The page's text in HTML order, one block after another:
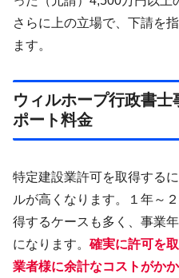
さらに上の立場で、下請を
ます。
ウィルホープ行政書
ポート料金
特定建設業許可を取得する
ルが高くなります。１年～
得するケースも多く、事業
になります。 確実に許可を
業者様に余計なコストがか